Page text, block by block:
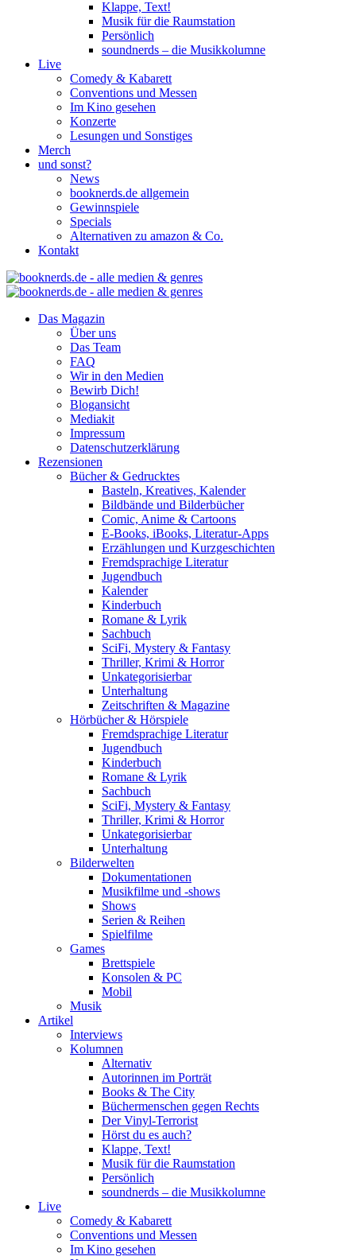
Klappe, Text!
Musik für die Raumstation
Persönlich
soundnerds – die Musikkolumne
Live
Comedy & Kabarett
Conventions und Messen
Im Kino gesehen
Konzerte
Lesungen und Sonstiges
Merch
und sonst?
News
booknerds.de allgemein
Gewinnspiele
Specials
Alternativen zu amazon & Co.
Kontakt
Das Magazin
Über uns
Das Team
FAQ
Wir in den Medien
Bewirb Dich!
Blogansicht
Mediakit
Impressum
Datenschutzerklärung
Rezensionen
Bücher & Gedrucktes
Basteln, Kreatives, Kalender
Bildbände und Bilderbücher
Comic, Anime & Cartoons
E-Books, iBooks, Literatur-Apps
Erzählungen und Kurzgeschichten
Fremdsprachige Literatur
Jugendbuch
Kalender
Kinderbuch
Romane & Lyrik
Sachbuch
SciFi, Mystery & Fantasy
Thriller, Krimi & Horror
Unkategorisierbar
Unterhaltung
Zeitschriften & Magazine
Hörbücher & Hörspiele
Fremdsprachige Literatur
Jugendbuch
Kinderbuch
Romane & Lyrik
Sachbuch
SciFi, Mystery & Fantasy
Thriller, Krimi & Horror
Unkategorisierbar
Unterhaltung
Bilderwelten
Dokumentationen
Musikfilme und -shows
Shows
Serien & Reihen
Spielfilme
Games
Brettspiele
Konsolen & PC
Mobil
Musik
Artikel
Interviews
Kolumnen
Alternativ
Autorinnen im Porträt
Books & The City
Büchermenschen gegen Rechts
Der Vinyl-Terrorist
Hörst du es auch?
Klappe, Text!
Musik für die Raumstation
Persönlich
soundnerds – die Musikkolumne
Live
Comedy & Kabarett
Conventions und Messen
Im Kino gesehen